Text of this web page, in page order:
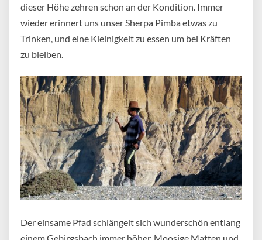
dieser Höhe zehren schon an der Kondition. Immer
wieder erinnert uns unser Sherpa Pimba etwas zu
Trinken, und eine Kleinigkeit zu essen um bei Kräften
zu bleiben.
Der einsame Pfad schlängelt sich wunderschön entlang
einem Gebirgsbach immer höher. Moosige Matten und